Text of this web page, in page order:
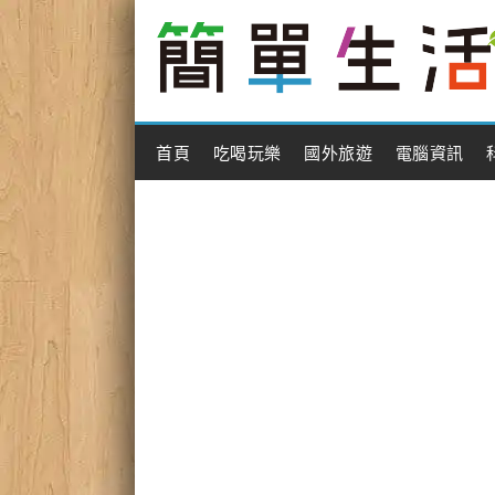
Main Menu
首頁 吃喝玩樂 國外旅遊 電腦資訊